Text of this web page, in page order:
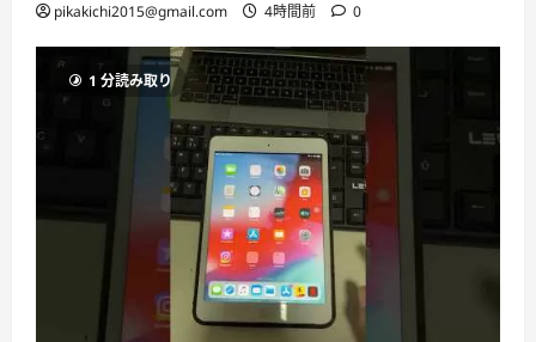
pikakichi2015@gmail.com 4時間前 0
1 分読み取り